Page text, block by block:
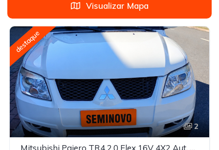
Visualizar Mapa
destaque
2
Mitsubishi Pajero TR4 2.0 Flex 16V 4X2 Aut. 2012